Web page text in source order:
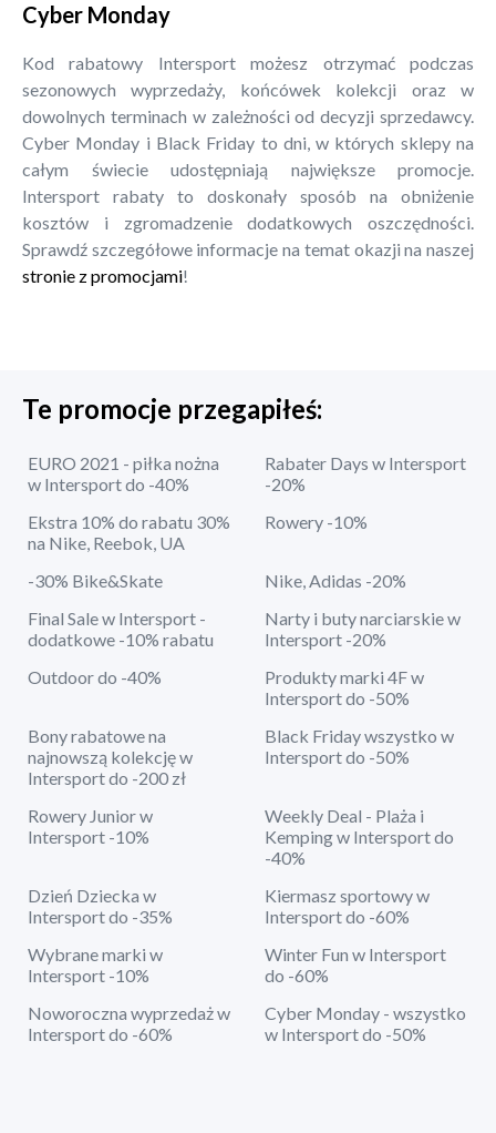
Cyber Monday
Kod rabatowy Intersport możesz otrzymać podczas
sezonowych wyprzedaży, końcówek kolekcji oraz w
dowolnych terminach w zależności od decyzji sprzedawcy.
Cyber Monday i Black Friday to dni, w których sklepy na
całym świecie udostępniają największe promocje.
Intersport rabaty to doskonały sposób na obniżenie
kosztów i zgromadzenie dodatkowych oszczędności.
Sprawdź szczegółowe informacje na temat okazji na naszej
stronie z promocjami!
Te promocje przegapiłeś:
EURO 2021 - piłka nożna
w Intersport do -40%
Rabater Days w Intersport
-20%
Ekstra 10% do rabatu 30%
na Nike, Reebok, UA
Rowery -10%
-30% Bike&Skate
Nike, Adidas -20%
Final Sale w Intersport -
dodatkowe -10% rabatu
Narty i buty narciarskie w
Intersport -20%
Outdoor do -40%
Produkty marki 4F w
Intersport do -50%
Bony rabatowe na
najnowszą kolekcję w
Intersport do -200 zł
Black Friday wszystko w
Intersport do -50%
Rowery Junior w
Intersport -10%
Weekly Deal - Plaża i
Kemping w Intersport do
-40%
Dzień Dziecka w
Intersport do -35%
Kiermasz sportowy w
Intersport do -60%
Wybrane marki w
Intersport -10%
Winter Fun w Intersport
do -60%
Noworoczna wyprzedaż w
Intersport do -60%
Cyber Monday - wszystko
w Intersport do -50%